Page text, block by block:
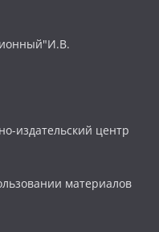
издательский центр
материалов